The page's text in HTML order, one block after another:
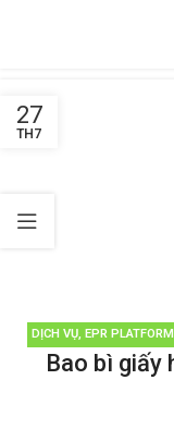
27
TH7
DỊCH VỤ, EPR
LOẠI RÁC ,QUẢN LÝ
Bao bì giấy